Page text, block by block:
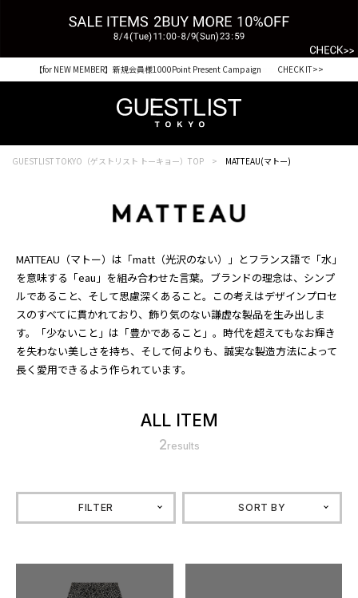
【for NEW MEMBER】新規会員様1000Point Present Campaign CHECK IT>>
GUESTLIST TOKYO（ゲストリスト トーキョー）TOP MATTEAU(マトー)
MATTEAU（マトー）は「matt（光沢のない）」とフランス語で「水」
を意味する「eau」を組み合わせた言葉。ブランドの理念は、シンプ
ルであること、そして思慮深くあること。この考えはデザインプロセ
スのすべてに貫かれており、飾り気のない謙虚な製品を生み出しま
す。「少ないこと」は「豊かであること」。時代を超えてもなお輝き
を失わない美しさを持ち、そして何よりも、誠実な製造方法によって
長く愛用できるよう作られています。
ALL ITEM
2results
FILTER SORT BY